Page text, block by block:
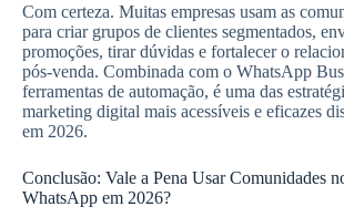
Com certeza. Muitas empresas usam as
para criar grupos de clientes segmentados,
promoções, tirar dúvidas e fortalecer o
pós-venda. Combinada com o WhatsApp
ferramentas de automação, é uma das
marketing digital mais acessíveis e eficazes
em 2026.
Conclusão: Vale a Pena Usar Comunidades
WhatsApp em 2026?